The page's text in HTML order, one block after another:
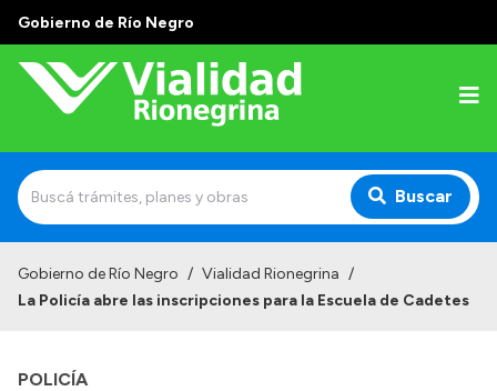
Gobierno de Río Negro
Buscar
Funciones
Gobierno de Río Negro / Vialidad Rionegrina /
La Policía abre las inscripciones para la Escuela de Cadetes
POLICÍA